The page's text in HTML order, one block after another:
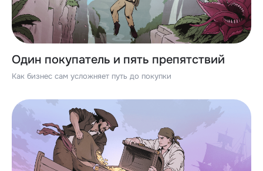
Один покупатель и пять препятствий
Как бизнес сам усложняет путь до покупки